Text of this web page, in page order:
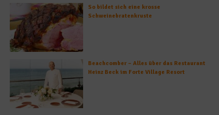
So bildet sich eine krosse
Schweinebratenkruste
Beachcomber – Alles über das Restaurant
Heinz Beck im Forte Village Resort